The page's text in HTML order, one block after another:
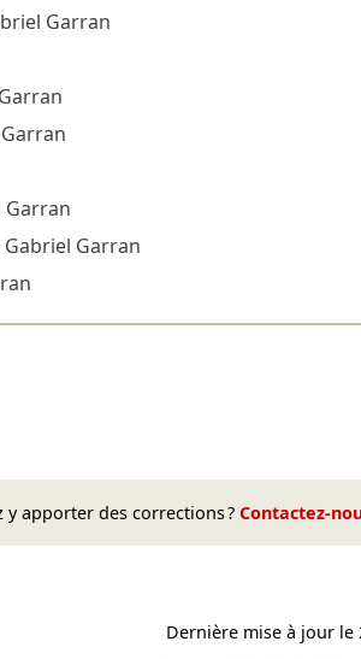
Garran
Garran
Gabriel Garran
apporter des corrections ? Contactez-
Dernière mise à jour le